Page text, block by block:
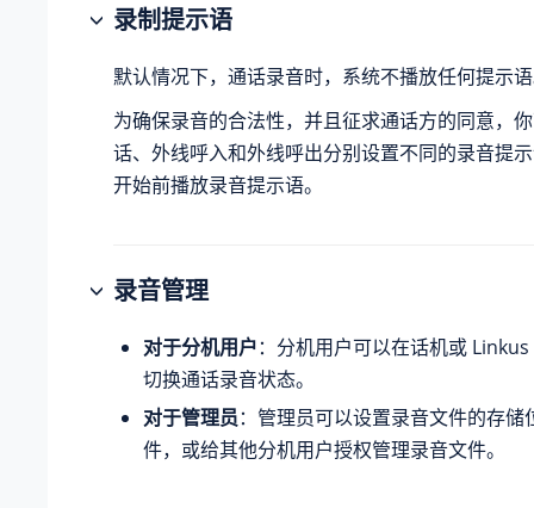
录制提示语
默认情况下，通话录音时，系统不播放任何提示
为确保录音的合法性，并且征求通话方的同意，
话、外线呼入和外线呼出分别设置不同的录音提
开始前播放录音提示语。
录音管理
对于分机用户：分机用户可以在话机或
切换通话录音状态。
对于管理员：管理员可以设置录音文件的存储
件，或给其他分机用户授权管理录音文件。